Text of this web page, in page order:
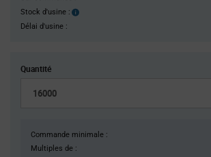
Stock d'usine :
Stock
Délai d'usine :
Quantité
Commande minimale :
Multiples de :